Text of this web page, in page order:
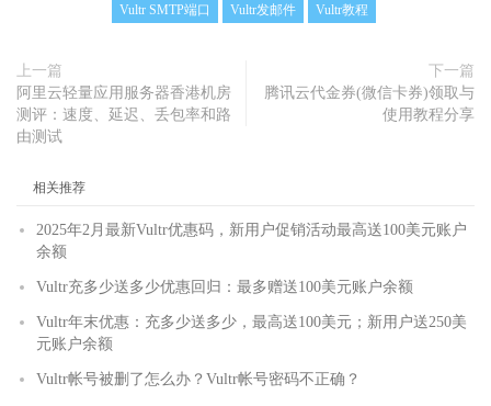
Vultr SMTP端口
Vultr发邮件 Vultr教程
上一篇
阿里云轻量应用服务器香港机房
测评：速度、延迟、丢包率和路
由测试
下一篇
腾讯云代金券(微信卡券)领取与
使用教程分享
相关推荐
2025年2月最新Vultr优惠码，新用户促销活动最高送100美元账户
余额
Vultr充多少送多少优惠回归：最多赠送100美元账户余额
Vultr年末优惠：充多少送多少，最高送100美元；新用户送250美
元账户余额
Vultr帐号被删了怎么办？Vultr帐号密码不正确？